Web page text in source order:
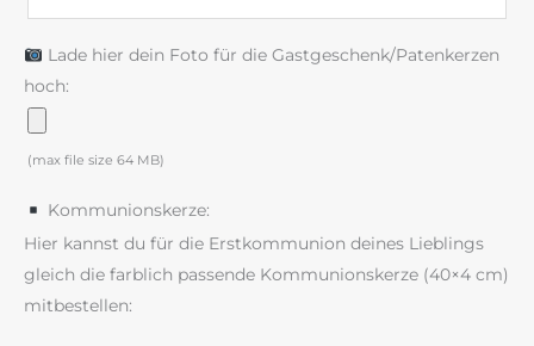
Lade hier dein Foto für die Gastgeschenk/Patenkerzen
hoch:
(max file size 64 MB)
Kommunionskerze:
Hier kannst du für die Erstkommunion deines Lieblings
gleich die farblich passende Kommunionskerze (40×4 cm)
mitbestellen: